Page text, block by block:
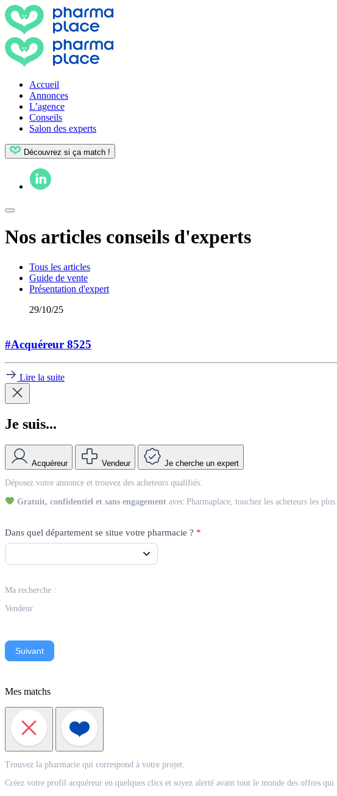
Accueil
Annonces
L’agence
Conseils
Salon des experts
Découvrez si ça match !
Nos articles conseils d'experts
Tous les articles
Guide de vente
Présentation d'expert
29/10/25
#Acquéreur 8525
Lire la suite
Je suis...
Acquéreur Vendeur Je cherche un expert
Vendeur
Déposez votre annonce et trouvez des acheteurs qualifiés.
Gratuit, confidentiel et sans engagement avec Pharmaplace, touchez les acheteurs les
Dans quel département se situe votre pharmacie ? *
Ma recherche :
Vendeur
Suivant
Mes matchs
Acquéreur
Trouvez la pharmacie qui correspond à votre projet.
Créez votre profil acquéreur en quelques clics et soyez alerté avant tout le monde des offres qui